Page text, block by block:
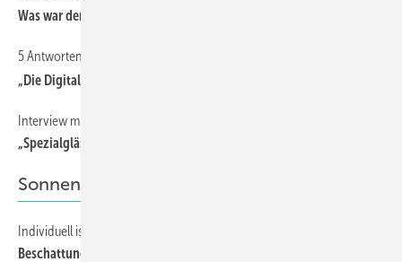
Was war der Auslöser, was die Ursache?
5 Antworten zur Digitalisierung an Udo Hornung von Pro-Glas
„Die Digitalisierung erfordert hohe Managementqualitäten“
Interview mit Albert Schweitzer von Arnold Glas
„Spezialgläser sind unser Metier“
Sonnenschutz
Individuell ist Trumpf
Beschattung nach Maß mit Wunschausstattung